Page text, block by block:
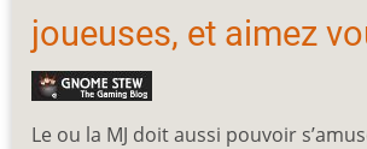
joueuses, et aimez
Le ou la MJ doit aussi pouvoir